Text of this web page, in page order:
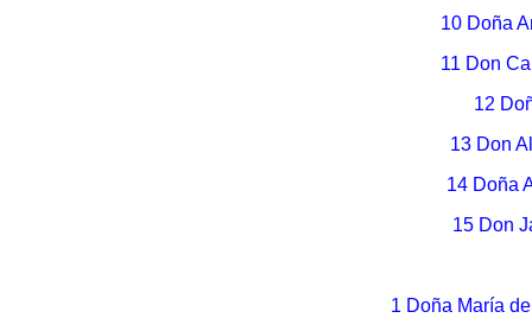
10 Doña
11 Don
12
13 Don
14 Doña
15 Don
1 Doña María